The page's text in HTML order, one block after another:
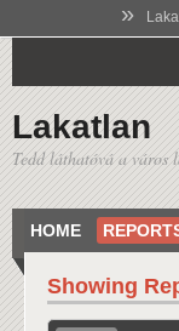
»
Lakatlan
Tedd láthatóvá a város
HOME
Showing